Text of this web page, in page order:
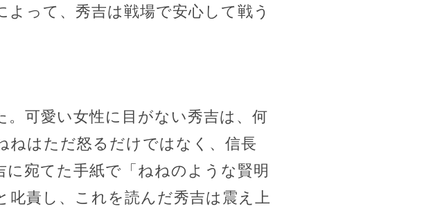
って、秀吉は戦場で安心して戦う
可愛い女性に目がない秀吉は、何
ねはただ怒るだけではなく、信長
宛てた手紙で「ねねのような賢明
責し、これを読んだ秀吉は震え上